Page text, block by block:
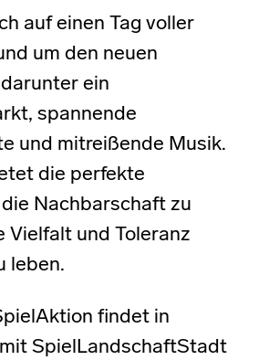
auf einen Tag voller
um den neuen
ein
spannende
und mitreißende Musik.
die perfekte
Nachbarschaft zu
Vielfalt und Toleranz
leben.
findet in
SpielLandschaftStadt